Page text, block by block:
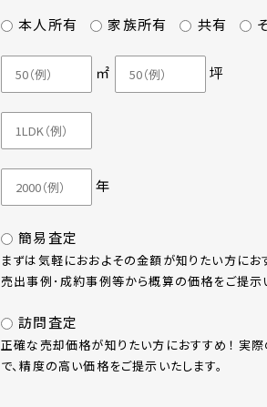
本人所有 家族所有 共有
㎡ 坪
年
簡易査定
まずは気軽におおよその金額が知りたい方に
売出事例･成約事例等から概算の価格をご提示
訪問査定
正確な売却価格が知りたい方におすすめ！ 実
で、精度の高い価格をご提示いたします。